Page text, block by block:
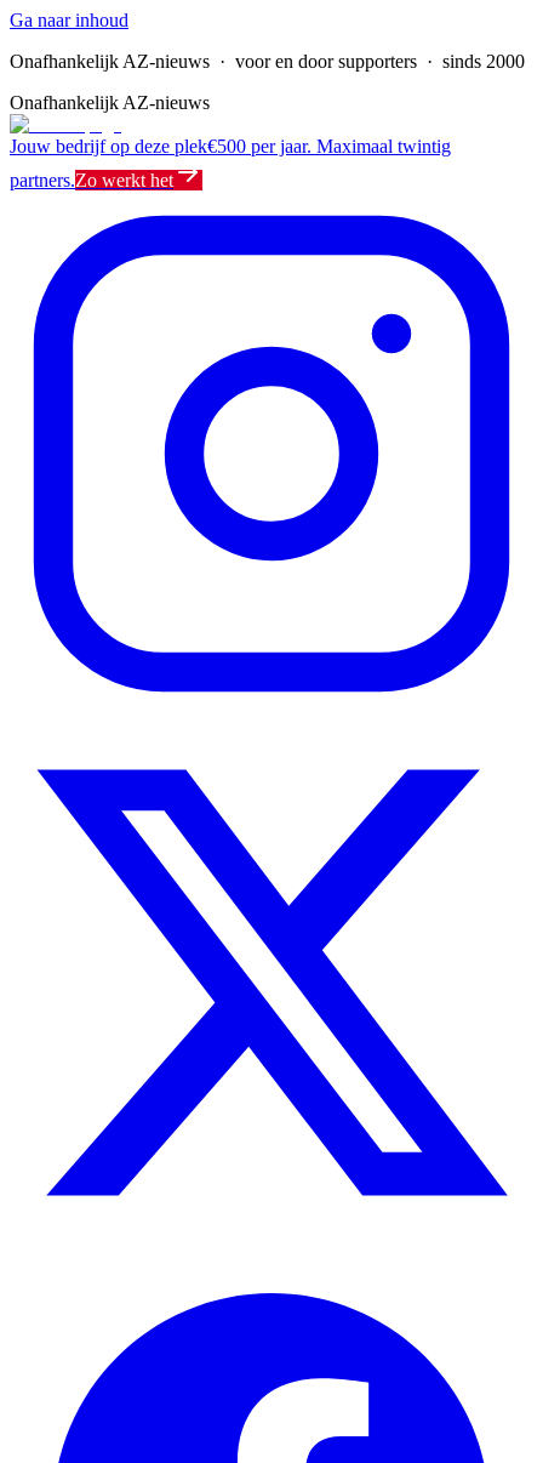
Ga naar inhoud
Onafhankelijk AZ-nieuws · voor en door supporters · sinds 2000
Onafhankelijk AZ-nieuws
Jouw bedrijf op deze plek€500 per jaar. Maximaal twintig
partners.Zo werkt het